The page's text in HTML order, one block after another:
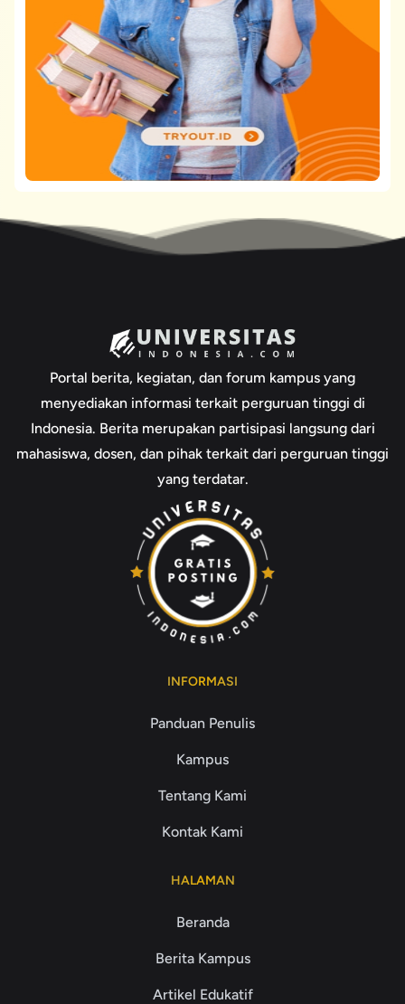
Portal berita, kegiatan, dan forum kampus yang
menyediakan informasi terkait perguruan tinggi di
Indonesia. Berita merupakan partisipasi langsung dari
mahasiswa, dosen, dan pihak terkait dari perguruan tinggi
yang terdatar.
INFORMASI
Panduan Penulis
Kampus
Tentang Kami
Kontak Kami
HALAMAN
Beranda
Berita Kampus
Artikel Edukatif